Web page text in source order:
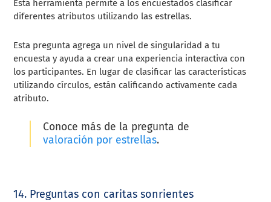
Esta herramienta permite a los encuestados clasificar
diferentes atributos utilizando las estrellas.
Esta pregunta agrega un nivel de singularidad a tu
encuesta y ayuda a crear una experiencia interactiva con
los participantes. En lugar de clasificar las características
utilizando círculos, están calificando activamente cada
atributo.
Conoce más de la pregunta de
valoración por estrellas.
14. Preguntas con caritas sonrientes